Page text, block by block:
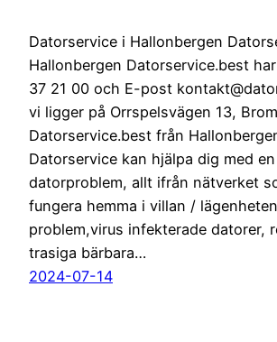
Datorservice i Hallonbergen
Hallonbergen Datorservice.best
37 21 00 och E-post
vi ligger på Orrspelsvägen 13,
Datorservice.best från
Datorservice kan hjälpa dig med
datorproblem, allt ifrån nätverket
fungera hemma i villan /
problem,virus infekterade datorer,
trasiga bärbara…
2024-07-14